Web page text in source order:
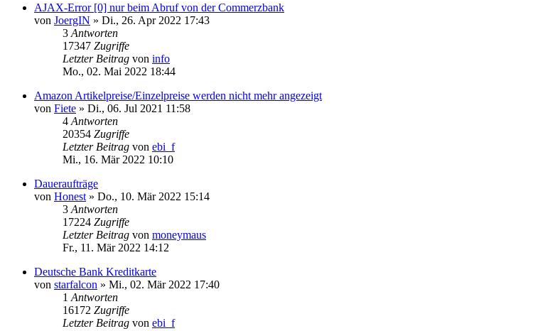
AJAX-Error [0] nur beim Abruf von der Commerzbank
von JoergIN » Di., 26. Apr 2022 17:43
3 Antworten
17347 Zugriffe
Letzter Beitrag von info
Mo., 02. Mai 2022 18:44
Amazon Artikelpreise/Einzelpreise werden nicht mehr angezeigt
von Fiete » Di., 06. Jul 2021 11:58
4 Antworten
20354 Zugriffe
Letzter Beitrag von ebi_f
Mi., 16. Mär 2022 10:10
Daueraufträge
von Honest » Do., 10. Mär 2022 15:14
3 Antworten
17224 Zugriffe
Letzter Beitrag von moneymaus
Fr., 11. Mär 2022 14:12
Deutsche Bank Kreditkarte
von starfalcon » Mi., 02. Mär 2022 17:40
1 Antworten
16172 Zugriffe
Letzter Beitrag von ebi_f